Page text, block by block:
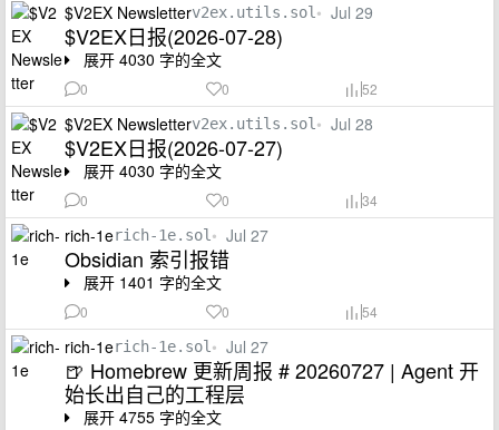
$V2EX Newsletterv2ex.utils.sol• Jul 29
$V2EX日报(2026-07-28)
展开 4030 字的全文
0 0 52
$V2EX Newsletterv2ex.utils.sol• Jul 28
$V2EX日报(2026-07-27)
展开 4030 字的全文
0 0 34
rich-1erich-1e.sol• Jul 27
Obsidian 索引报错
展开 1401 字的全文
0 0 54
rich-1erich-1e.sol• Jul 27
🍺 Homebrew 更新周报 # 20260727 | Agent 开
始长出自己的工程层
展开 4755 字的全文